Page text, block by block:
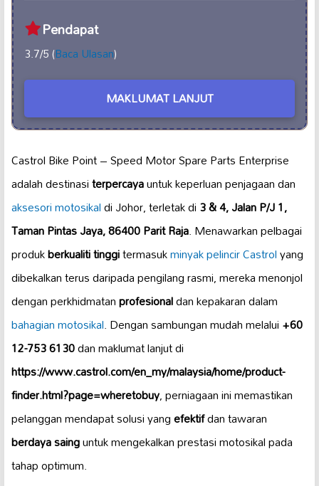
Pendapat
3.7/5 (Baca Ulasan)
MAKLUMAT LANJUT
Castrol Bike Point – Speed Motor Spare Parts Enterprise
adalah destinasiterpercayauntuk keperluan penjagaan dan
aksesori motosikaldi Johor, terletak di3 & 4, Jalan P/J 1,
Taman Pintas Jaya, 86400 Parit Raja. Menawarkan pelbagai
produkberkualiti tinggitermasukminyak pelincir Castrolyang
dibekalkan terus daripada pengilang rasmi, mereka menonjol
dengan perkhidmatanprofesionaldan kepakaran dalam
bahagian motosikal. Dengan sambungan mudah melalui+60
12-753 6130dan maklumat lanjut di
https://www.castrol.com/en_my/malaysia/home/product-
finder.html?page=wheretobuy, perniagaan ini memastikan
pelanggan mendapat solusi yangefektifdan tawaran
berdaya sainguntuk mengekalkan prestasi motosikal pada
tahap optimum.